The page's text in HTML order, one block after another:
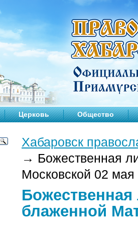
Церковь Общество
Хабаровск
→ Божественная
Московской 02 мая
Божественная
блаженной